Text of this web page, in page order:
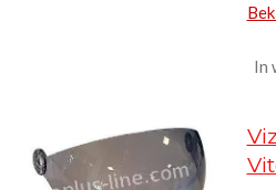
In